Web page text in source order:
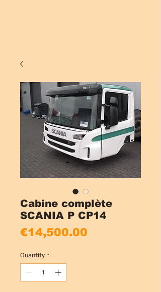
Cabine complète
SCANIA P CP14
€14,500.00
Quantity *